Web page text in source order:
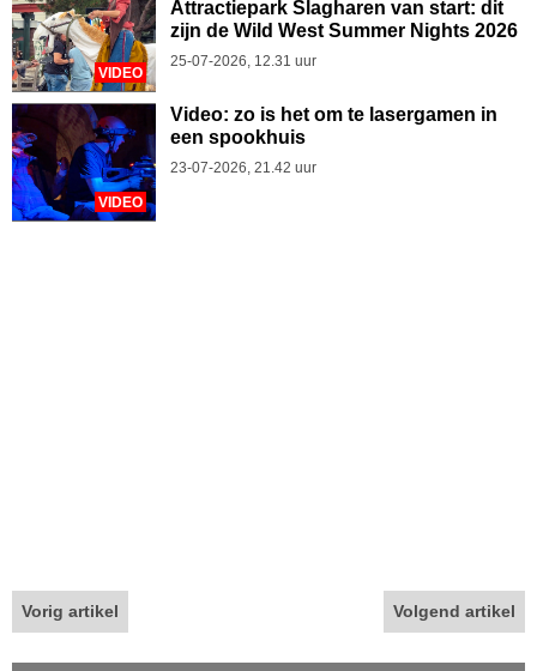
VIDEO
Attractiepark Slagharen van start: dit
zijn de Wild West Summer Nights 2026
25-07-2026, 12.31 uur
VIDEO
Video: zo is het om te lasergamen in
een spookhuis
23-07-2026, 21.42 uur
Vorig artikel Volgend artikel